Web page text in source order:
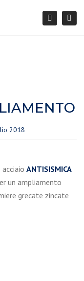
Search
2018
ANTISISMICA
un ampliamento
grecate zincate